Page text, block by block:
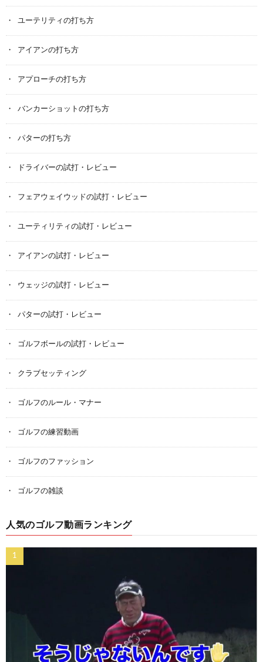
ユーテリティの打ち方
アイアンの打ち方
アプローチの打ち方
バンカーショットの打ち方
パターの打ち方
ドライバーの試打・レビュー
フェアウェイウッドの試打・レビュー
ユーティリティの試打・レビュー
アイアンの試打・レビュー
ウェッジの試打・レビュー
パターの試打・レビュー
ゴルフボールの試打・レビュー
クラブセッティング
ゴルフのルール・マナー
ゴルフの練習動画
ゴルフのファッション
ゴルフの雑談
人気のゴルフ動画ランキング